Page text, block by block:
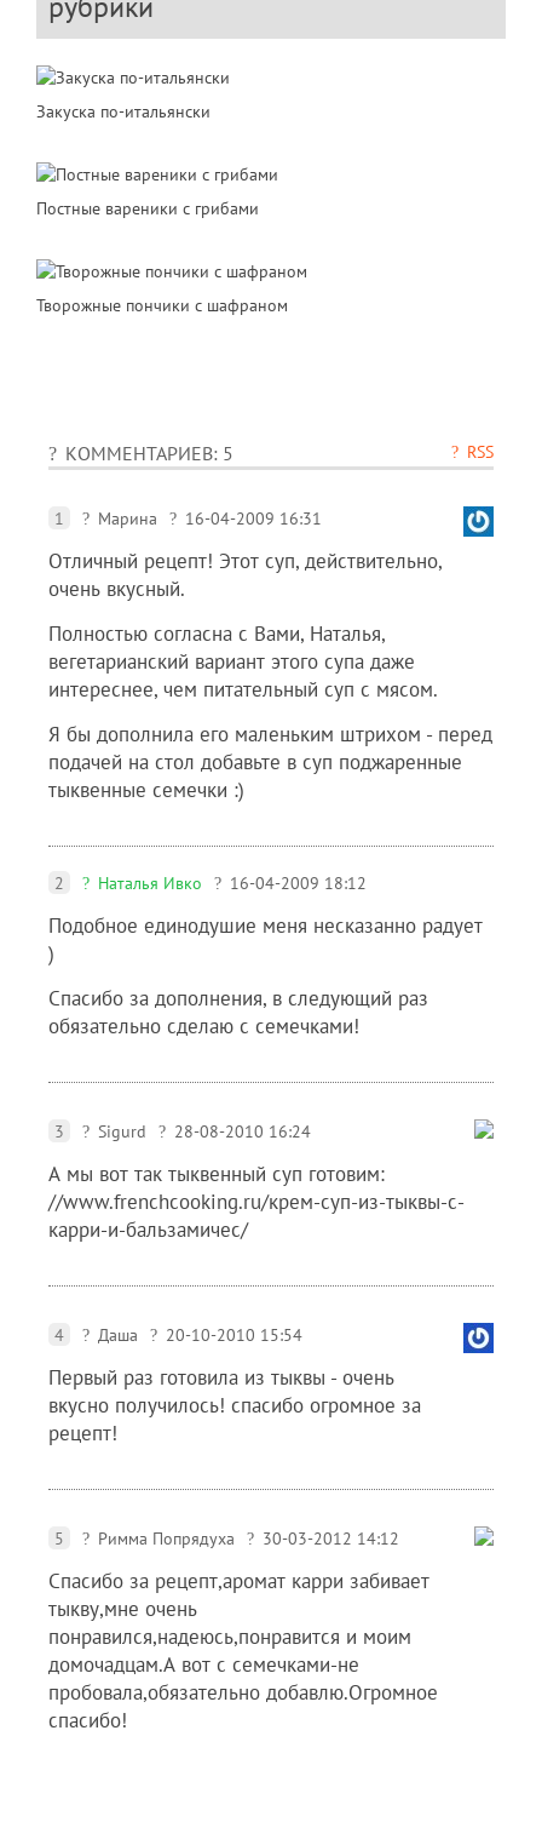
Закуска по-итальянски
Постные вареники с грибами
Творожные пончики с шафраном
КОММЕНТАРИЕВ: 5 RSS
1 Марина 16-04-2009 16:31
Отличный рецепт! Этот суп, действительно,
очень вкусный.
Полностью согласна с Вами, Наталья,
вегетарианский вариант этого супа даже
интереснее, чем питательный суп с мясом.
Я бы дополнила его маленьким штрихом - перед
подачей на стол добавьте в суп поджаренные
тыквенные семечки :)
2 Наталья Ивко 16-04-2009 18:12
Подобное единодушие меня несказанно радует
)
Спасибо за дополнения, в следующий раз
обязательно сделаю с семечками!
3 Sigurd 28-08-2010 16:24
А мы вот так тыквенный суп готовим:
//www.frenchcooking.ru/крем-суп-из-тыквы-с-
карри-и-бальзамичес/
4 Даша 20-10-2010 15:54
Первый раз готовила из тыквы - очень
вкусно получилось! спасибо огромное за
рецепт!
5 Римма Попрядуха 30-03-2012 14:12
Спасибо за рецепт,аромат карри забивает
тыкву,мне очень
понравился,надеюсь,понравится и моим
домочадцам.А вот с семечками-не
пробовала,обязательно добавлю.Огромное
спасибо!